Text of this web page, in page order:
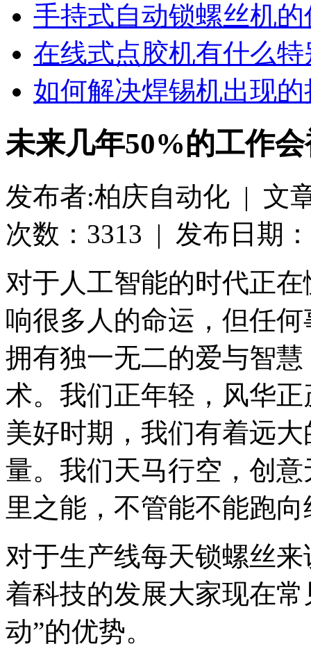
手持式自动锁螺丝机
在线式点胶机有什么特
如何解决焊锡机出现
未来几年50%的工作
发布者:柏庆自动化 | 文
次数：3313 | 发布日期：
对于人工智能的时代正
响很多人的命运，但任
拥有独一无二的爱与智
术。我们正年轻，风华
美好时期，我们有着远
量。我们天马行空，创
里之能，不管能不能跑
对于生产线每天锁螺丝
着科技的发展大家现在
动”的优势。